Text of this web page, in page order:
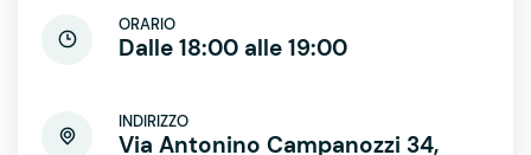
ORARIO
Dalle 18:00 alle 19:00
INDIRIZZO
Via Antonino Campanozzi 34,